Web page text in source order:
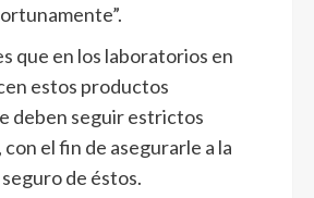
que en los laboratorios en
estos productos
deben seguir estrictos
el fin de asegurarle a la
de éstos.